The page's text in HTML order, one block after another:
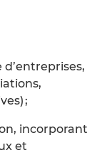
;
incorporant
et